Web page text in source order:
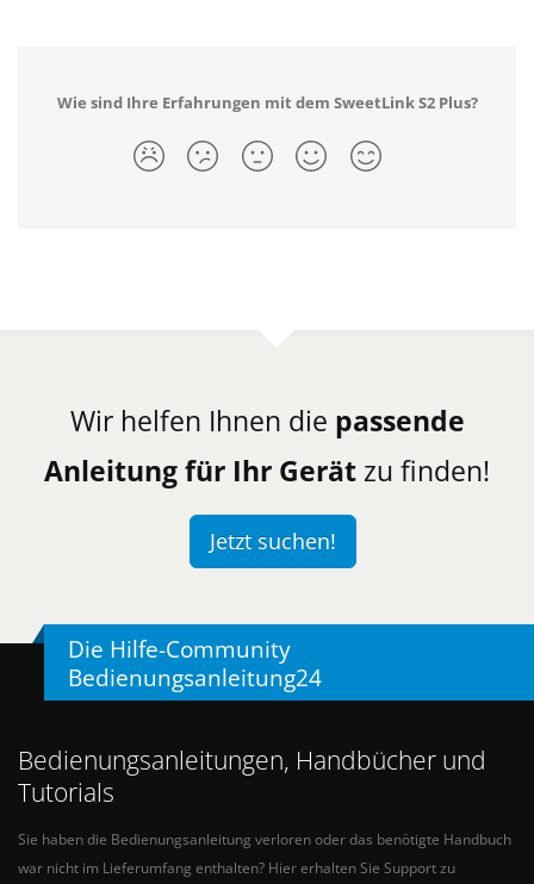
Wie sind Ihre Erfahrungen mit dem SweetLink S2 Plus?
Wir helfen Ihnen die passende
Anleitung für Ihr Gerät zu finden!
Jetzt suchen!
Die Hilfe-Community
Bedienungsanleitung24
Bedienungsanleitungen, Handbücher und
Tutorials
Sie haben die Bedienungsanleitung verloren oder das benötigte Handbuch
war nicht im Lieferumfang enthalten? Hier erhalten Sie Support zu